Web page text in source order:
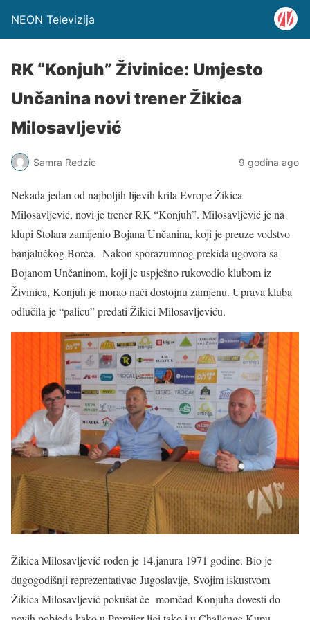
NEON Televizija
RK “Konjuh” Živinice: Umjesto
Unčanina novi trener Žikica
Milosavljević
Samra Redzic 9 godina ago
Nekada jedan od najboljih lijevih krila Evrope Žikica
Milosavljević, novi je trener RK “Konjuh”. Milosavljević je na
klupi Stolara zamijenio Bojana Unčanina, koji je preuze vodstvo
banjalučkog Borca. Nakon sporazumnog prekida ugovora sa
Bojanom Unčaninom, koji je uspješno rukovodio klubom iz
Živinica, Konjuh je morao naći dostojnu zamjenu. Uprava kluba
odlučila je “palicu” predati Žikici Milosavljeviću.
Žikica Milosavljević rođen je 14.janura 1971 godine. Bio je
dugogodišnji reprezentativac Jugoslavije. Svojim iskustvom
Žikica Milosavljević pokušat će momčad Konjuha dovesti do